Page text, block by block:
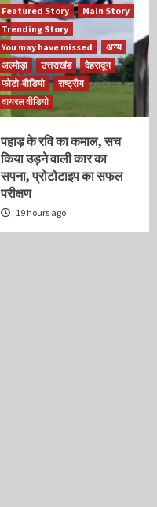
Featured Story
Main Story
Trending Story
You may have missed
अन्य
अल्मोड़ा
उत्तराखंड
देहरादून
फोटो-वीडियो
राष्ट्रीय
वायरल वीडियो
पहाड़ के रवि का कमाल, सच
किया उड़ने वाली कार का
सपना, प्रोटोटाइप का सफल
परीक्षण
19 hours ago